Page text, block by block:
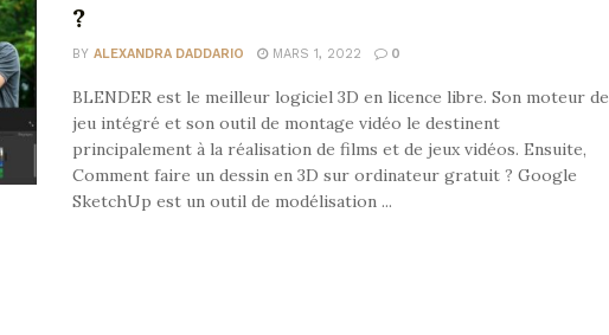
?
BY ALEXANDRA DADDARIO MARS 1, 2022 0
BLENDER est le meilleur logiciel 3D en licence libre. Son moteur de
jeu intégré et son outil de montage vidéo le destinent
principalement à la réalisation de films et de jeux vidéos. Ensuite,
Comment faire un dessin en 3D sur ordinateur gratuit ? Google
SketchUp est un outil de modélisation ...